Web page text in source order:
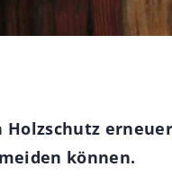
können.